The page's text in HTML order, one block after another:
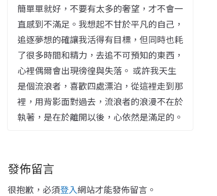
簡單單就好，不要有太多的奢望，才不會一
直感到不滿足。我想起不甘於平凡的自己，
追逐夢想的確讓我活得有目標，但同時也耗
了很多時間和精力，去追不可預知的東西，
心裡偶爾會出現徬徨與失落。 或許我天生
是個流浪者，喜歡四處漂泊，從這裡走到那
裡，用背影面對過去，流浪者的浪漫不在於
執著，是在於離開以後，心依然是滿足的。
發佈留言
很抱歉，必須登入網站才能發佈留言。